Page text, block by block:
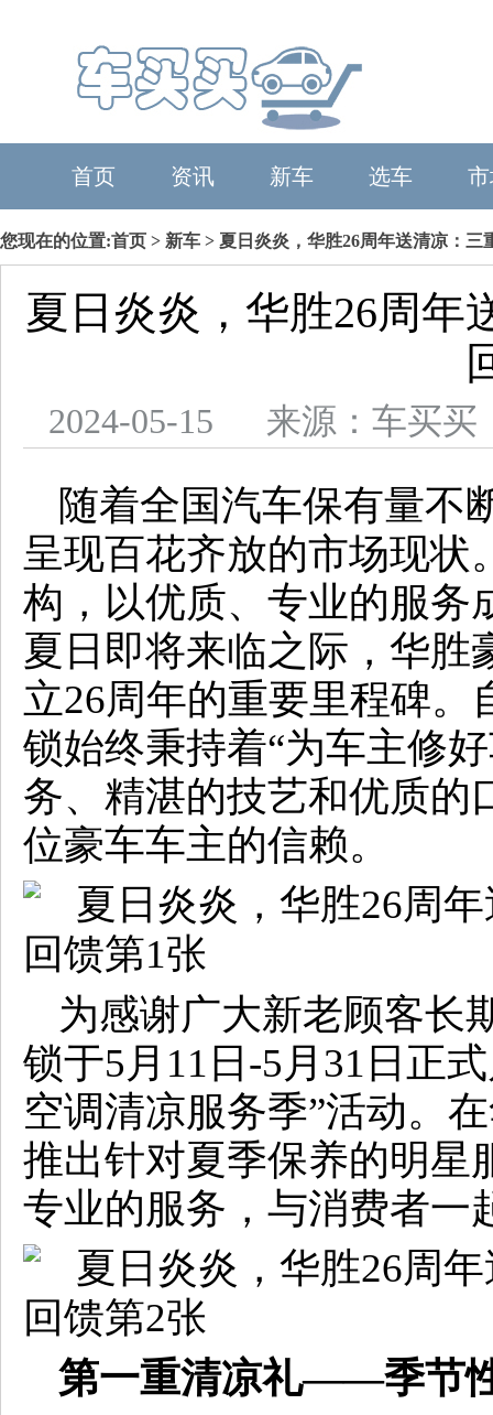
首页 资讯 新车 选车
您现在的位置:首页 > 新车 > 夏日炎炎，华胜26周年送清凉：三
夏日炎炎，华胜26周年
2024-05-15 来源：车买
随着全国汽车保有量不
呈现百花齐放的市场现状
构，以优质、专业的服务
夏日即将来临之际，华胜
立26周年的重要里程碑。
锁始终秉持着“为车主修
务、精湛的技艺和优质的
位豪车车主的信赖。
为感谢广大新老顾客长
锁于5月11日-5月31日正
空调清凉服务季”活动。
推出针对夏季保养的明星
专业的服务，与消费者一
第一重清凉礼——季节